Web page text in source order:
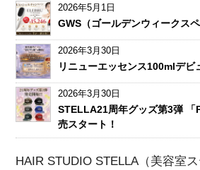
2026年5月1日
GWS（ゴールデンウィークス
2026年3月30日
リニューエッセンス100mlデビ
2026年3月30日
STELLA21周年グッズ第3弾 「
売スタート！
HAIR STUDIO STELLA（美容室